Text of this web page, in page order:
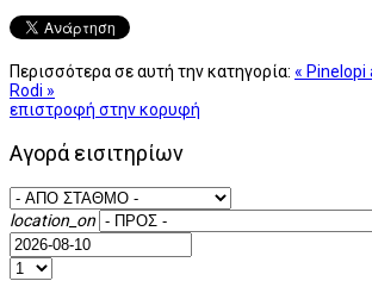
Περισσότερα σε αυτή την κατηγορία: «
Rodi »
επιστροφή στην κορυφή
Αγορά εισιτηρίων
location_on